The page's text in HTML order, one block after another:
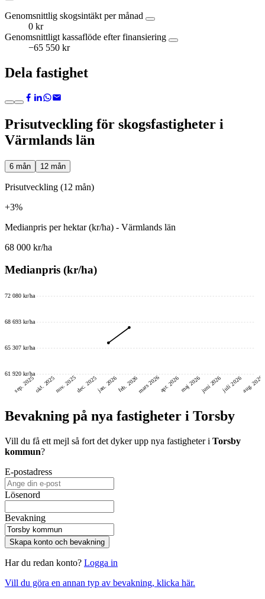
Genomsnittlig skogsintäkt per månad
0 kr
Genomsnittligt kassaflöde efter finansiering
−65 550 kr
Dela fastighet
Prisutveckling för skogsfastigheter i
Värmlands län
6 mån 12 mån
Prisutveckling (12 mån)
+3%
Medianpris per hektar (kr/ha) - Värmlands län
68 000 kr/ha
Medianpris (kr/ha)
61 920 kr/ha
65 307 kr/ha
68 693 kr/ha
72 080 kr/ha
sep. 2025okt. 2025nov. 2025dec. 2025jan. 2026feb. 2026mars 2026apr. 2026maj 2026juni 2026juli 2026aug. 2026
Bevakning på nya fastigheter i Torsby
Vill du få ett mejl så fort det dyker upp nya fastigheter i Torsby
kommun?
E-postadress
Lösenord
Bevakning
Skapa konto och bevakning
Har du redan konto? Logga in
Vill du göra en annan typ av bevakning, klicka här.